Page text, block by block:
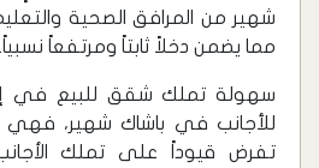
شهير من المرافق الصحية
مما يضمن دخلاً ثابتاً ومرتفعاً نسبياً.
سهولة تملك شقق للبيع في
للأجانب في باشاك شهير،
تفرض قيوداً على تملك